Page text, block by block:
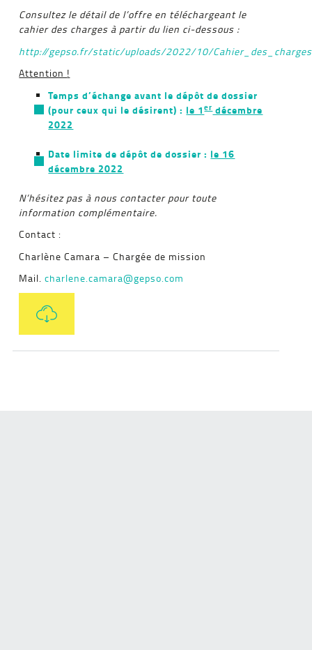
Consultez le détail de l’offre en téléchargeant le
cahier des charges à partir du lien ci-dessous :
http://gepso.fr/static/uploads/2022/10/
Attention !
Temps d’échange avant le dépôt de dossier
(pour ceux qui le désirent) : le 1erdécembre
2022
Date limite de dépôt de dossier : le 16
décembre 2022
N’hésitez pas à nous contacter pour toute
information complémentaire.
Contact :
Charlène Camara – Chargée de mission
Mail.charlene.camara@gepso.com